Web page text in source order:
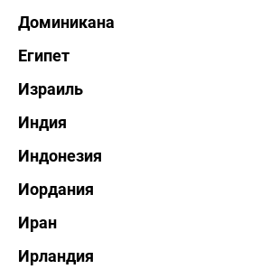
Доминикана
Египет
Израиль
Индия
Индонезия
Иордания
Иран
Ирландия